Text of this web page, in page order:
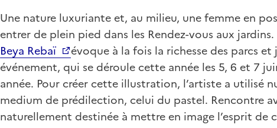
Une nature luxuriante et, au milieu, une femme en
entrer de plein pied dans les Rendez-vous aux
Beya Rebaï
évoque à la fois la richesse des parcs
événement, qui se déroule cette année les 5, 6 et 7
année. Pour créer cette illustration, l’artiste a utilisé
medium de prédilection, celui du pastel. Rencontre
naturellement destinée à mettre en image l’esprit de